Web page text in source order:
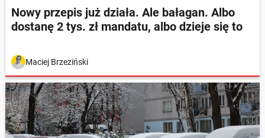
Nowy przepis już działa. Ale bałagan. Albo
dostanę 2 tys. zł mandatu, albo dzieje się to
Maciej Brzeziński